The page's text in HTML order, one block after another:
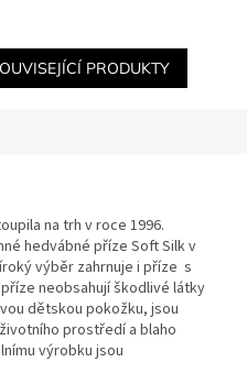
PRODUKTY
na trh v roce 1996.
hedvábné příze Soft Silk v
výběr zahrnuje i příze s
neobsahují škodlivé látky
dětskou pokožku, jsou
prostředí a blaho
výrobku jsou